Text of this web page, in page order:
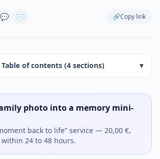
💬 ✉ 🔗Copy link
Table of contents (4 sections) ▾
photo into a memory mini-
back to life” service — 20,00 €,
24 to 48 hours.